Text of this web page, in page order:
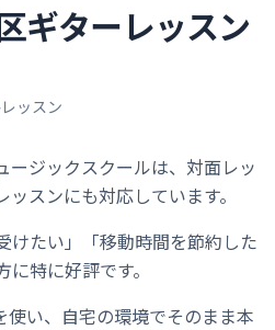
ギターレッスン
ッスン
ージックスクールは、対面レッ
スンにも対応しています。
けたい」「移動時間を節約した
特に好評です。
い、自宅の環境でそのまま本